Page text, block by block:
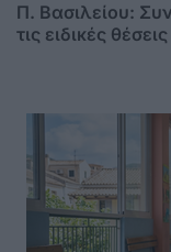
Π. Βασιλείου:
τις ειδικές